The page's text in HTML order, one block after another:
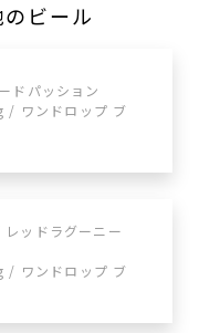
ビール
ドパッション
ワンドロップ ブ
ッドラグーニー
ワンドロップ ブ